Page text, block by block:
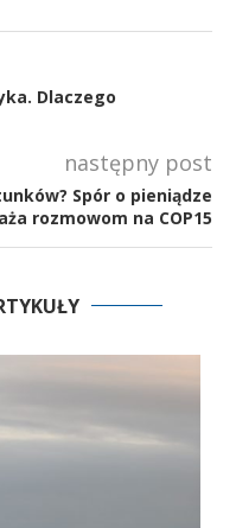
Dlaczego
następny post
Spór o pieniądze
rozmowom na COP15